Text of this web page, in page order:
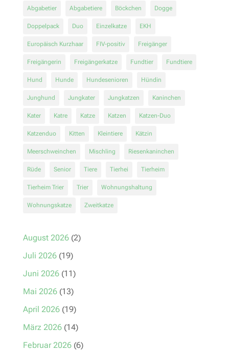
Abgabetier Abgabetiere Böckchen Dogge
Doppelpack Duo Einzelkatze EKH
Europäisch Kurzhaar FIV-positiv Freigänger
Freigängerin Freigängerkatze Fundtier Fundtiere
Hund Hunde Hundesenioren Hündin
Junghund Jungkater Jungkatzen Kaninchen
Kater Katre Katze Katzen Katzen-Duo
Katzenduo Kitten Kleintiere Kätzin
Meerschweinchen Mischling Riesenkaninchen
Rüde Senior Tiere Tierhei Tierheim
Tierheim Trier Trier Wohnungshaltung
Wohnungskatze Zweitkatze
August 2026(2)
Juli 2026(19)
Juni 2026(11)
Mai 2026(13)
April 2026(19)
März 2026(14)
Februar 2026(6)